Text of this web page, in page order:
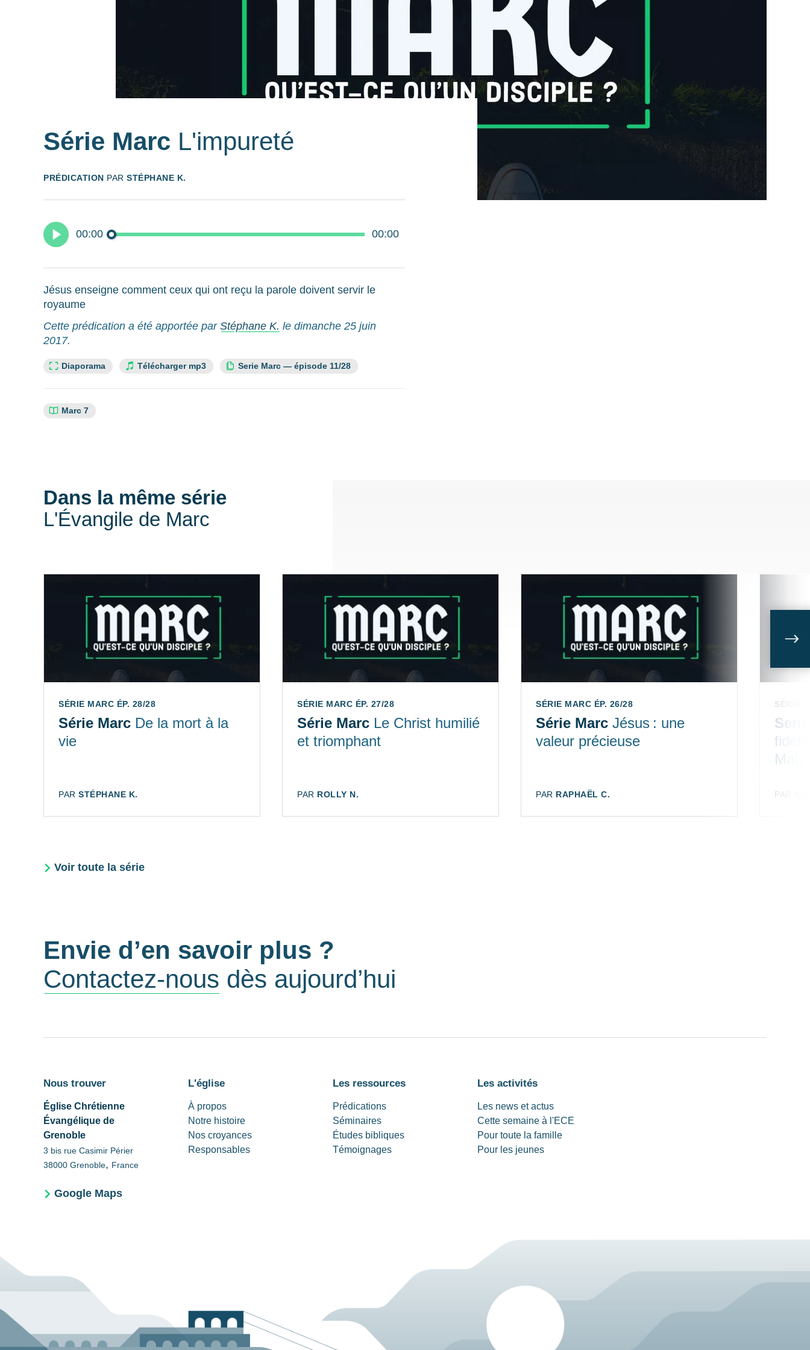
Série Marc L'impureté
PRÉDICATION PAR STÉPHANE K.
00:00 00:00
Jésus enseigne comment ceux qui ont reçu la parole doivent servir le
royaume
Cette prédication a été apportée par Stéphane K. le dimanche 25 juin
2017.
Lien slide :
Diaporama Télécharger mp3 Cette ressource fait partie de la série :
Serie Marc — épisode 11/28
Références
Marc 7
Dans la même série
L'Évangile de Marc
SÉRIE MARC ÉP. 28/28
Série Marc De la mort à la
vie
AUTEUR:
PAR STÉPHANE K.
SÉRIE MARC ÉP. 27/28
Série Marc Le Christ humilié
et triomphant
AUTEUR:
PAR ROLLY N.
SÉRIE MARC ÉP. 26/28
Série Marc Jésus : une
valeur précieuse
AUTEUR:
PAR RAPHAËL C.
SÉRIE
PAR
Voir toute la série
Envie d’en savoir plus ?
Contactez-nous dès aujourd’hui
Nous trouver
Église Chrétienne
Évangélique de
Grenoble
3 bis rue Casimir Périer
38000 Grenoble, France
Google Maps
L'église
À propos
Notre histoire
Nos croyances
Responsables
Les ressources
Prédications
Séminaires
Études bibliques
Témoignages
Les activités
Les news et actus
Cette semaine à l'ECE
Pour toute la famille
Pour les jeunes